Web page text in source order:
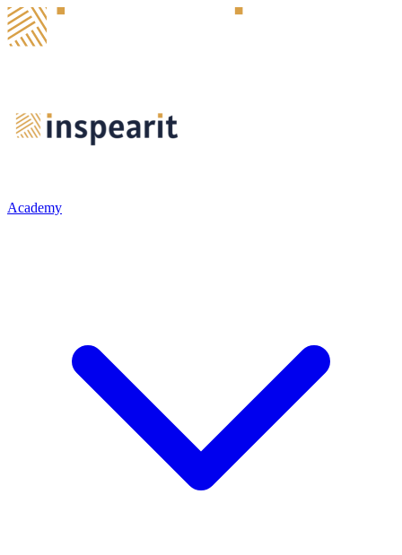
Academy